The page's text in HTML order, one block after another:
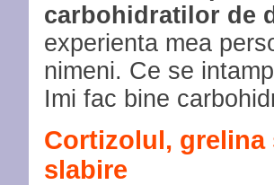
carbohidratilor de
experienta mea
nimeni. Ce se
Imi fac bine
Cortizolul,
slabire